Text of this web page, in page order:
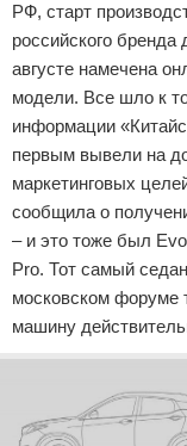
РФ, старт
российского
августе намечена
модели. Все шло к
информации
первым вывели на
маркетинговых
сообщила о
– и это тоже был
Pro. Тот самый
московском форуме
машину